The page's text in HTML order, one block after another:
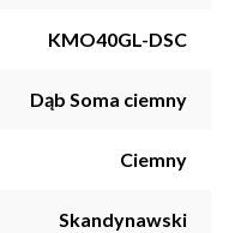
KMO40GL-DSC
Dąb Soma ciemny
Ciemny
Skandynawski